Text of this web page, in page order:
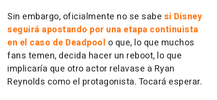
Sin embargo, oficialmente no se sabe si Disney
seguirá apostando por una etapa continuista
en el caso de Deadpool o que, lo que muchos
fans temen, decida hacer un reboot, lo que
implicaría que otro actor relavase a Ryan
Reynolds como el protagonista. Tocará esperar.